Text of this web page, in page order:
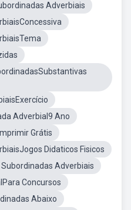
Adverbiais
Adverbial9 Ano
Grátis
Didaticos Fisicos
Adverbiais
Concursos
Abaixo